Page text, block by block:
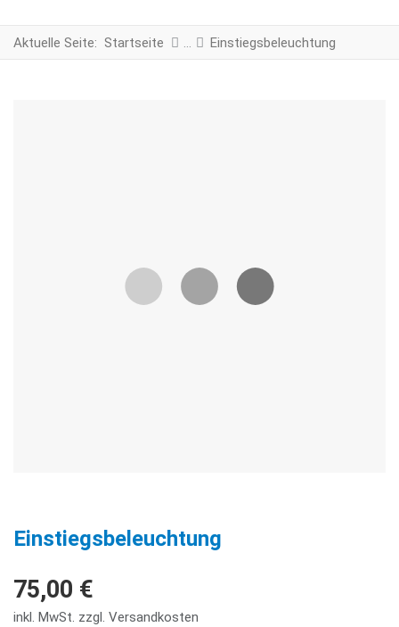
Aktuelle Seite: Startseite Einstiegsbeleuchtung
Einstiegsbeleuchtung
75,00 €
inkl. MwSt. zzgl. Versandkosten